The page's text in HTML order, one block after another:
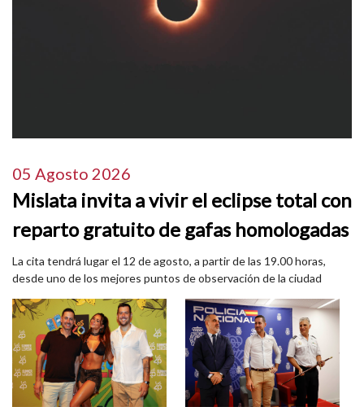
05 Agosto 2026
Mislata invita a vivir el eclipse total con
reparto gratuito de gafas homologadas
La cita tendrá lugar el 12 de agosto, a partir de las 19.00 horas,
desde uno de los mejores puntos de observación de la ciudad